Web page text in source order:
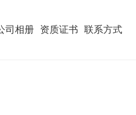
司相册 资质证书 联系方式